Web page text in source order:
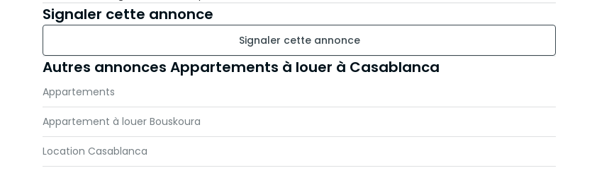
Signaler cette annonce
Signaler cette annonce
Autres annonces Appartements à louer à Casablanca
Appartements
Appartement à louer Bouskoura
Location Casablanca